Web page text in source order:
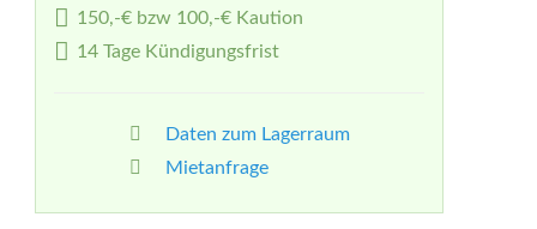
150,-€ bzw 100,-€ Kaution
14 Tage Kündigungsfrist
Daten zum Lagerraum
Mietanfrage